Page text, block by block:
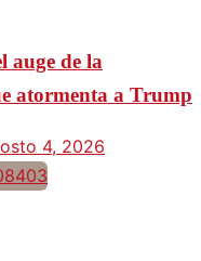
auge de la
atormenta a Trump
4, 2026